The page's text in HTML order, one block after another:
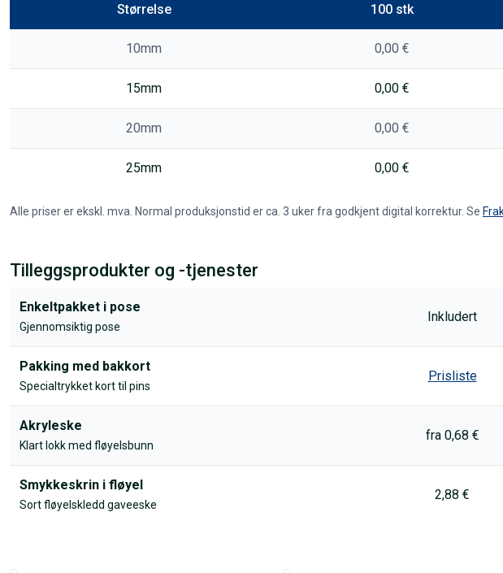
Størrelse 100 stk
10mm 0,00 €
15mm 0,00 €
20mm 0,00 €
25mm 0,00 €
Alle priser er ekskl. mva. Normal produksjonstid er ca. 3 uker fra godkjent digital korrektur. Se
Tilleggsprodukter og -tjenester
Enkeltpakket i pose
Gjennomsiktig pose
Inkludert
Pakking med bakkort
Specialtrykket kort til pins
Prisliste
Akryleske
Klart lokk med fløyelsbunn
fra 0,68 €
Smykkeskrin i fløyel
Sort fløyelskledd gaveeske
2,88 €